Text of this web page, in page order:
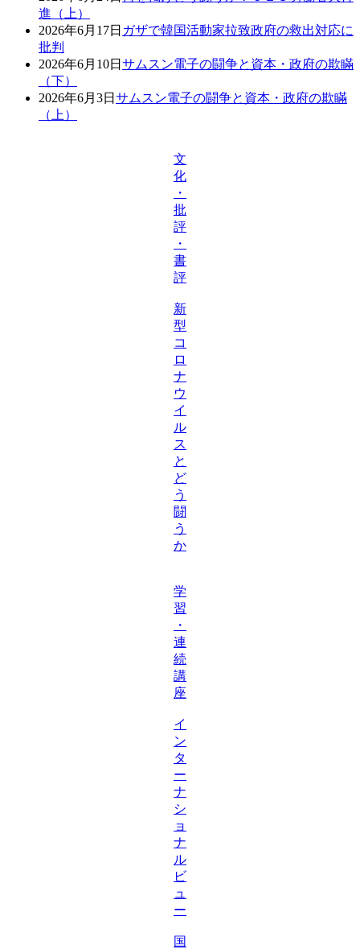
進（上）
2026年6月17日 ガザで韓国活動家拉致政府の救出対応に
批判
2026年6月10日 サムスン電子の闘争と資本・政府の欺瞞
（下）
2026年6月3日 サムスン電子の闘争と資本・政府の欺瞞
（上）
文
化
・
批
評
・
書
評
新
型
コ
ロ
ナ
ウ
イ
ル
ス
と
ど
う
闘
う
か
学
習
・
連
続
講
座
イ
ン
タ
ー
ナ
シ
ョ
ナ
ル
ビ
ュ
ー
国